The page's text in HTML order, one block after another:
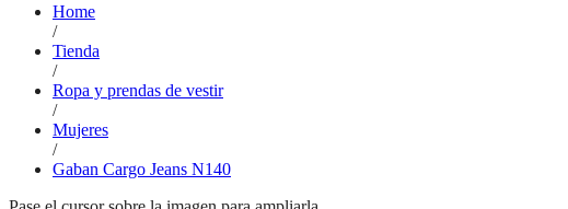
Home
/
Tienda
/
Ropa y prendas de vestir
/
Mujeres
/
Gaban Cargo Jeans N140